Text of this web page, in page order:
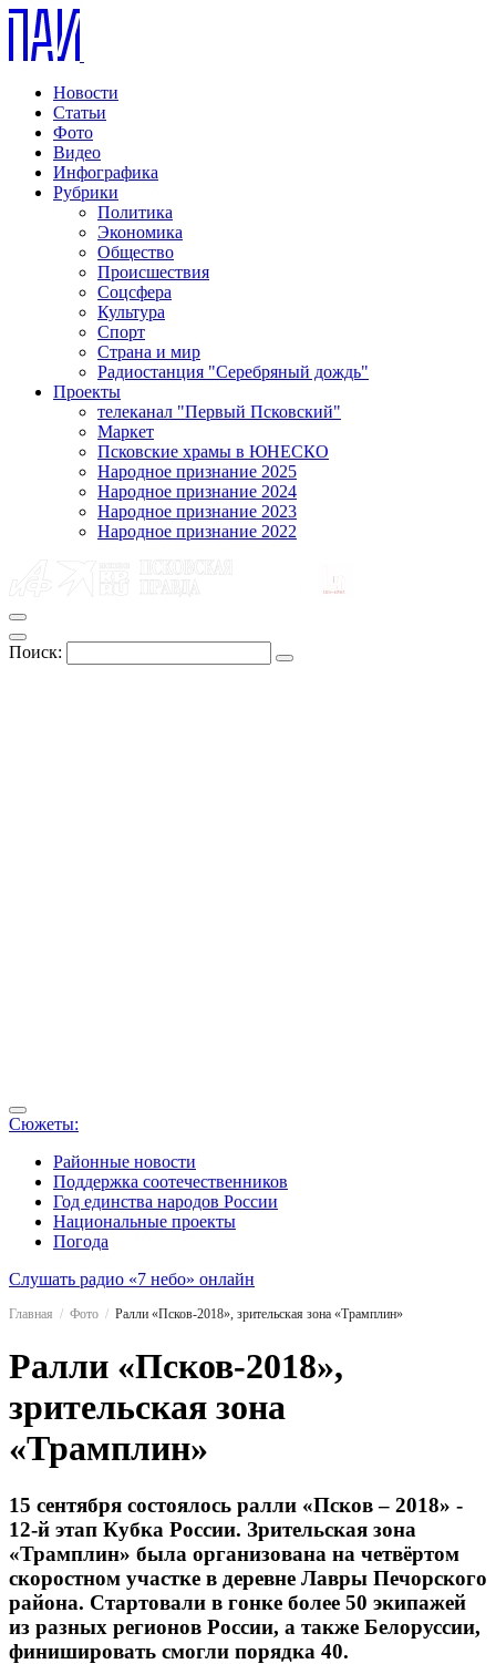
Новости
Статьи
Фото
Видео
Инфографика
Рубрики
Политика
Экономика
Общество
Происшествия
Соцсфера
Культура
Спорт
Страна и мир
Радиостанция "Серебряный дождь"
Проекты
телеканал "Первый Псковский"
Маркет
Псковские храмы в ЮНЕСКО
Народное признание 2025
Народное признание 2024
Народное признание 2023
Народное признание 2022
Поиск:
Сюжеты:
Районные новости
Поддержка соотечественников
Год единства народов России
Национальные проекты
Погода
Слушать радио «7 небо» онлайн
Главная Фото Ралли «Псков-2018», зрительская зона «Трамплин»
Ралли «Псков-2018»,
зрительская зона
«Трамплин»
15 сентября состоялось ралли «Псков – 2018» -
12-й этап Кубка России. Зрительская зона
«Трамплин» была организована на четвёртом
скоростном участке в деревне Лавры Печорского
района. Стартовали в гонке более 50 экипажей
из разных регионов России, а также Белоруссии,
финишировать смогли порядка 40.